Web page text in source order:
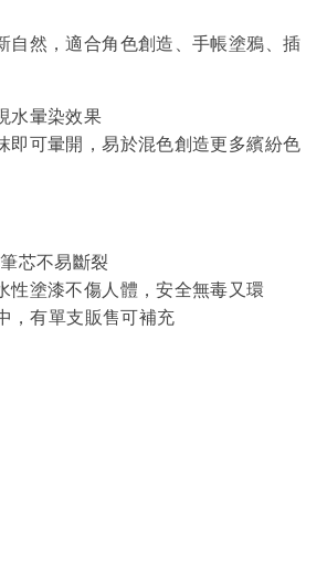
自然，適合角色創造、手帳塗鴉、插
水暈染效果
即可暈開，易於混色創造更多繽紛色
芯不易斷裂
性塗漆不傷人體，安全無毒又環
，有單支販售可補充